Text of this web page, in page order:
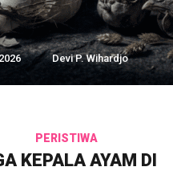
Devi P. Wihardjo
PERISTIWA
KEPALA AYAM DI